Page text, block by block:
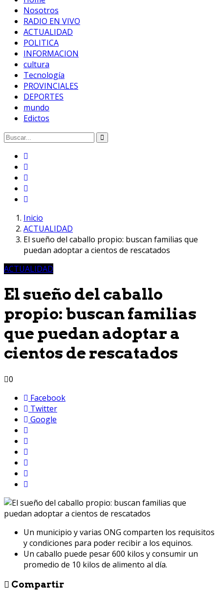
Nosotros
RADIO EN VIVO
ACTUALIDAD
POLITICA
INFORMACION
cultura
Tecnología
PROVINCIALES
DEPORTES
mundo
Edictos
Inicio
ACTUALIDAD
El sueño del caballo propio: buscan familias que
puedan adoptar a cientos de rescatados
ACTUALIDAD
El sueño del caballo
propio: buscan familias
que puedan adoptar a
cientos de rescatados
0
Facebook
Twitter
Google
Un municipio y varias ONG comparten los requisitos
y condiciones para poder recibir a los equinos.
Un caballo puede pesar 600 kilos y consumir un
promedio de 10 kilos de alimento al día.
Compartir